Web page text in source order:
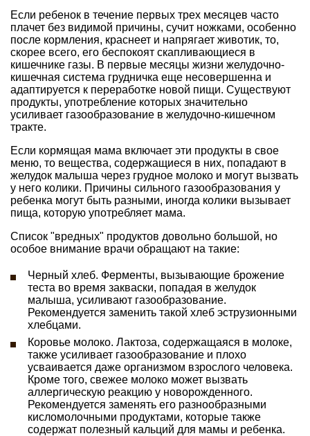
Если ребенок в течение первых трех месяцев часто
плачет без видимой причины, сучит ножками, особенно
после кормления, краснеет и напрягает животик, то,
скорее всего, его беспокоят скапливающиеся в
кишечнике газы. В первые месяцы жизни желудочно-
кишечная система грудничка еще несовершенна и
адаптируется к переработке новой пищи. Существуют
продукты, употребление которых значительно
усиливает газообразование в желудочно-кишечном
тракте.
Если кормящая мама включает эти продукты в свое
меню, то вещества, содержащиеся в них, попадают в
желудок малыша через грудное молоко и могут вызвать
у него колики. Причины сильного газообразования у
ребенка могут быть разными, иногда колики вызывает
пища, которую употребляет мама.
Список "вредных" продуктов довольно большой, но
особое внимание врачи обращают на такие:
Черный хлеб. Ферменты, вызывающие брожение
теста во время закваски, попадая в желудок
малыша, усиливают газообразование.
Рекомендуется заменить такой хлеб эструзионными
хлебцами.
Коровье молоко. Лактоза, содержащаяся в молоке,
также усиливает газообразование и плохо
усваивается даже организмом взрослого человека.
Кроме того, свежее молоко может вызвать
аллергическую реакцию у новорожденного.
Рекомендуется заменять его разнообразными
кисломолочными продуктами, которые также
содержат полезный кальций для мамы и ребенка.